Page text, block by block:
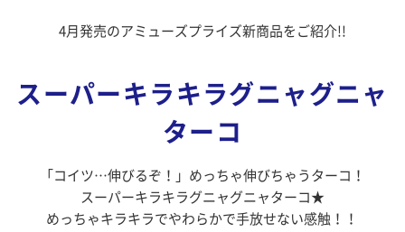
4月発売のアミューズプライズ新商品をご紹介!!
スーパーキラキラグニャグニャ
ターコ
「コイツ…伸びるぞ！」めっちゃ伸びちゃうターコ！
スーパーキラキラグニャグニャターコ★
めっちゃキラキラでやわらかで手放せない感触！！